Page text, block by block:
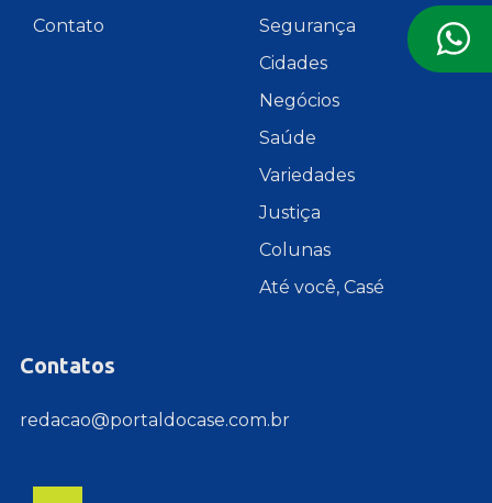
Contato
Segurança
Cidades
Negócios
Saúde
Variedades
Justiça
Colunas
Até você, Casé
Contatos
redacao@portaldocase.com.br